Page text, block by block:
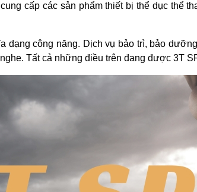
cấp các sản phẩm thiết bị thể dục thể
dạng công năng. Dịch vụ bảo trì, bảo
Tất cả những điều trên đang được 3T